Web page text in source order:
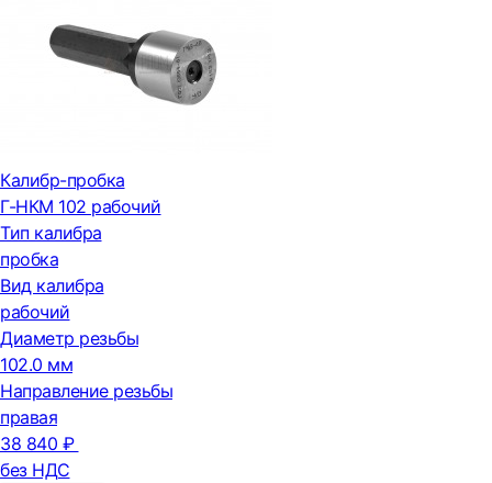
Калибр-пробка
Г-НКМ 102 рабочий
Тип калибра
пробка
Вид калибра
рабочий
Диаметр резьбы
102.0 мм
Направление резьбы
правая
38 840 ₽
без НДС